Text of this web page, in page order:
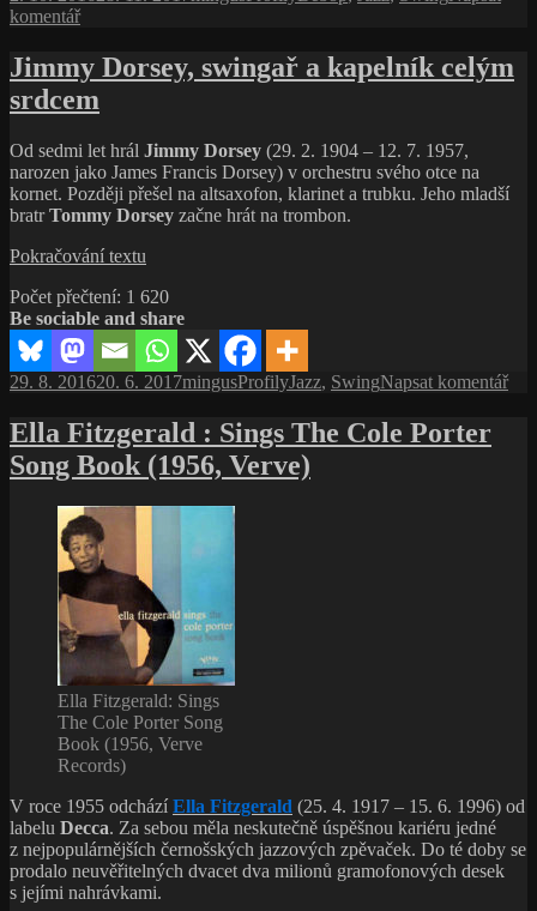
sólového
nástroje
komentářpro
názvem
Charlie
bebopový
pionýr,
který
povznesl
kytaru
do
sólového
nástroje
Jimmy Dorsey, swingař a kapelník celým
srdcem
Od sedmi let hrál Jimmy Dorsey (29. 2. 1904 – 12. 7. 1957,
narozen jako James Francis Dorsey) v orchestru svého otce na
kornet. Později přešel na altsaxofon, klarinet a trubku. Jeho mladší
bratrTommy Dorsey začne hrát na trombon.
Pokračování textu
swingař
a kapelník
celým
srdcem
Počet přečtení: 1 620
Be sociable and share
Publikováno:
29. 8. 201620. 6. 2017Autor:
mingusRubriky:
ProfilyŠtítky:
Jazz, SwingNapsat komentářpro
Ella Fitzgerald : Sings The Cole Porter
Song Book (1956, Verve)
Ella Fitzgerald: Sings
The Cole Porter Song
Book (1956, Verve
Records)
V roce 1955 odchází Ella Fitzgerald (25. 4. 1917 – 15. 6. 1996) od
labelu Decca. Za sebou měla neskutečně úspěšnou kariéru jedné
z nejpopulárnějších černošských jazzových zpěvaček. Do té doby se
prodalo neuvěřitelných dvacet dva milionů gramofonových desek
s jejími nahrávkami.